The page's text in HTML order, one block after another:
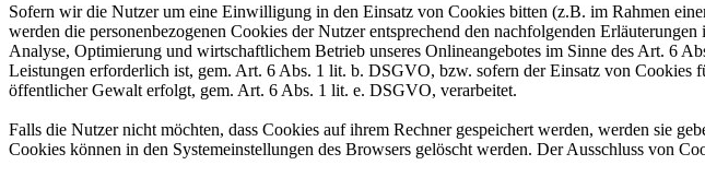
Sofern wir die Nutzer um eine Einwilligung in den Einsatz von Cookies bitten (z.B. im Rahmen
werden die personenbezogenen Cookies der Nutzer entsprechend den nachfolgenden
Analyse, Optimierung und wirtschaftlichem Betrieb unseres Onlineangebotes im Sinne des Art. 6
Leistungen erforderlich ist, gem. Art. 6 Abs. 1 lit. b. DSGVO, bzw. sofern der Einsatz von
öffentlicher Gewalt erfolgt, gem. Art. 6 Abs. 1 lit. e. DSGVO, verarbeitet.
Falls die Nutzer nicht möchten, dass Cookies auf ihrem Rechner gespeichert werden, werden sie
Cookies können in den Systemeinstellungen des Browsers gelöscht werden. Der Ausschluss von